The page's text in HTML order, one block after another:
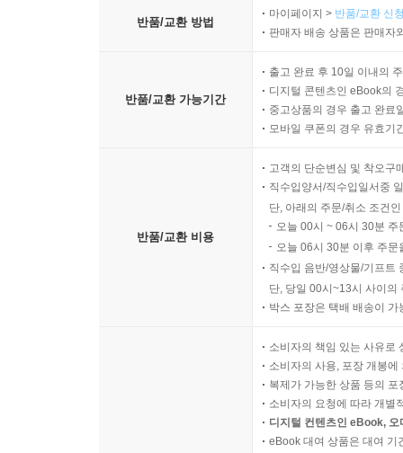
반품/교환 방법
마이페이지 > 반품/교환 신
판매자 배송 상품은 판매자
반품/교환 가능기간
출고 완료 후 10일 이내의
디지털 콘텐츠인 eBook의
중고상품의 경우 출고 완료
모바일 쿠폰의 경우 유효기
반품/교환 비용
고객의 단순변심 및 착오구
직수입양서/직수입일서중
단, 아래의 주문/취소 조건
오늘 00시 ~ 06시 30분
오늘 06시 30분 이후 주
직수입 음반/영상물/기프트
단, 당일 00시~13시 사이의
박스 포장은 택배 배송이
소비자의 책임 있는 사유로
소비자의 사용, 포장 개봉
복제가 가능한 상품 등의
소비자의 요청에 따라 개별
디지털 컨텐츠인 eBook,
eBook 대여 상품은 대여 기